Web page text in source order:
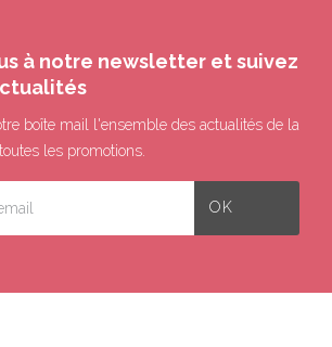
à notre newsletter et suivez
boîte mail l'ensemble des actualités de la
les promotions.